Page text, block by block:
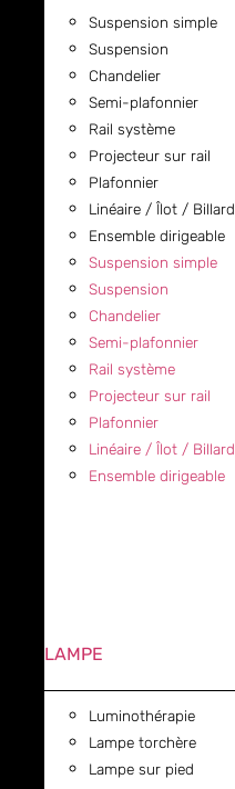
Suspension simple
Suspension
Chandelier
Semi-plafonnier
Rail système
Projecteur sur rail
Plafonnier
Linéaire / Îlot / Billard
Ensemble dirigeable
Suspension simple
Suspension
Chandelier
Semi-plafonnier
Rail système
Projecteur sur rail
Plafonnier
Linéaire / Îlot / Billard
Ensemble dirigeable
LAMPE
Luminothérapie
Lampe torchère
Lampe sur pied